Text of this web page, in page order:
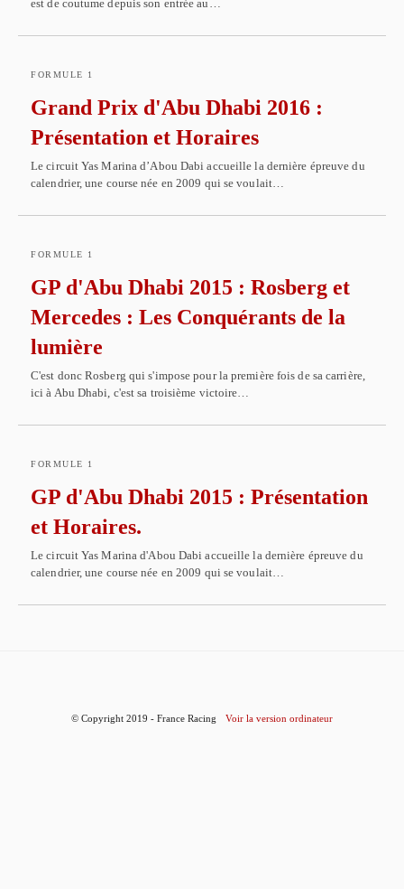
est de coutume depuis son entrée au…
FORMULE 1
Grand Prix d'Abu Dhabi 2016 :
Présentation et Horaires
Le circuit Yas Marina d’Abou Dabi accueille la dernière épreuve du
calendrier, une course née en 2009 qui se voulait…
FORMULE 1
GP d'Abu Dhabi 2015 : Rosberg et
Mercedes : Les Conquérants de la
lumière
C'est donc Rosberg qui s'impose pour la première fois de sa carrière,
ici à Abu Dhabi, c'est sa troisième victoire…
FORMULE 1
GP d'Abu Dhabi 2015 : Présentation
et Horaires.
Le circuit Yas Marina d'Abou Dabi accueille la dernière épreuve du
calendrier, une course née en 2009 qui se voulait…
© Copyright 2019 - France Racing Voir la version ordinateur